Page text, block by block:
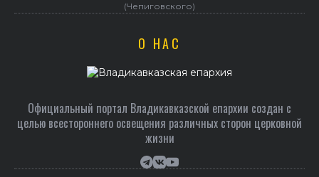
(Чепиговского)
О НАС
Официальный портал Владикавказской епархии создан c
целью всестороннего освещения различных сторон церковной
жизни